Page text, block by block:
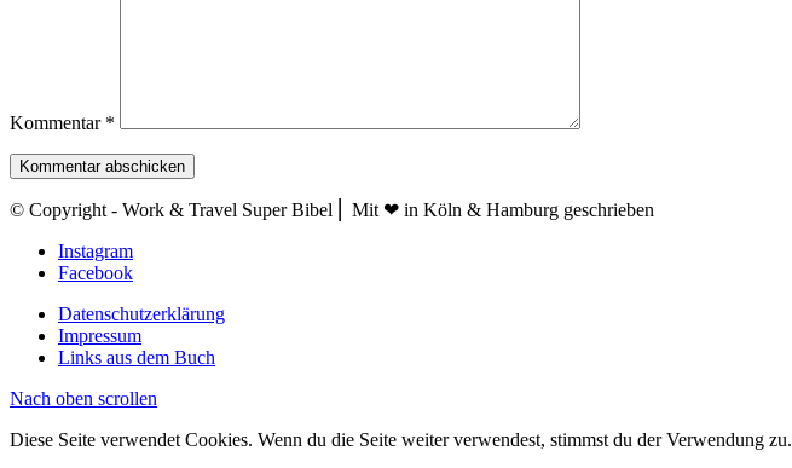
Kommentar *
© Copyright - Work & Travel Super Bibel ⎢ Mit ❤ in Köln & Hamburg geschrieben
Instagram
Facebook
Datenschutzerklärung
Impressum
Links aus dem Buch
Nach oben scrollen
Diese Seite verwendet Cookies. Wenn du die Seite weiter verwendest, stimmst du der Verwendung zu.